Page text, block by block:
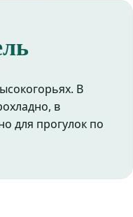
В
в
для прогулок по